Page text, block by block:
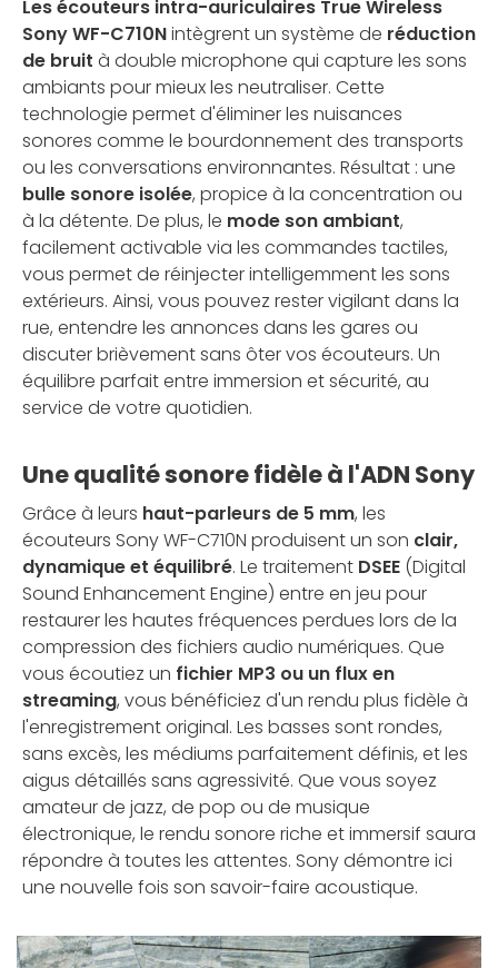
Les écouteurs intra-auriculaires True Wireless
Sony WF-C710Nintègrent un système de réduction
de bruit à double microphone qui capture les sons
ambiants pour mieux les neutraliser. Cette
technologie permet d'éliminer les nuisances
sonores comme le bourdonnement des transports
ou les conversations environnantes. Résultat : une
bulle sonore isolée, propice à la concentration ou
à la détente. De plus, le mode son ambiant,
facilement activable via les commandes tactiles,
vous permet de réinjecter intelligemment les sons
extérieurs. Ainsi, vous pouvez rester vigilant dans la
rue, entendre les annonces dans les gares ou
discuter brièvement sans ôter vos écouteurs. Un
équilibre parfait entre immersion et sécurité, au
service de votre quotidien.
Une qualité sonore fidèle à l'ADN Sony
Grâce à leurs haut-parleurs de 5 mm, les
écouteurs Sony WF-C710N produisent un son clair,
dynamique et équilibré. Le traitement DSEE (Digital
Sound Enhancement Engine) entre en jeu pour
restaurer les hautes fréquences perdues lors de la
compression des fichiers audio numériques. Que
vous écoutiez un fichier MP3 ou un flux en
streaming, vous bénéficiez d'un rendu plus fidèle à
l'enregistrement original. Les basses sont rondes,
sans excès, les médiums parfaitement définis, et les
aigus détaillés sans agressivité. Que vous soyez
amateur de jazz, de pop ou de musique
électronique, le rendu sonore riche et immersif saura
répondre à toutes les attentes. Sony démontre ici
une nouvelle fois son savoir-faire acoustique.